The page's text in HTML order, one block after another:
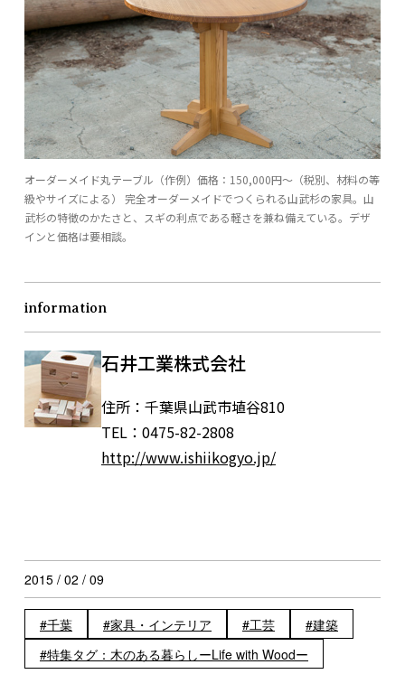
オーダーメイド丸テーブル（作例）価格：150,000円～（税別、材料の等
級やサイズによる） 完全オーダーメイドでつくられる山武杉の家具。山
武杉の特徴のかたさと、スギの利点である軽さを兼ね備えている。デザ
インと価格は要相談。
information
石井工業株式会社
住所： 千葉県山武市埴谷810
TEL： 0475-82-2808
http://www.ishiikogyo.jp/
2015 / 02 / 09
千葉 家具・インテリア 工芸
建築
特集タグ：木のある暮らしーLife with Woodー